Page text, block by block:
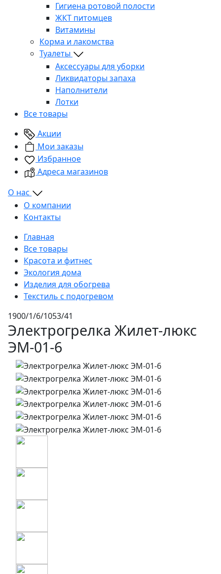
Гигиена ротовой полости
ЖКТ питомцев
Витамины
Корма и лакомства
Туалеты
Аксессуары для уборки
Ликвидаторы запаха
Наполнители
Лотки
Все товары
Акции
Мои заказы
Избранное
Адреса магазинов
О нас
О компании
Контакты
Главная
Все товары
Красота и фитнес
Экология дома
Изделия для обогрева
Текстиль с подогревом
1900/1/6/1053/41
Электрогрелка Жилет-люкс
ЭМ-01-6